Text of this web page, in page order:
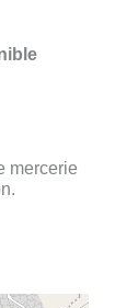
mercerie